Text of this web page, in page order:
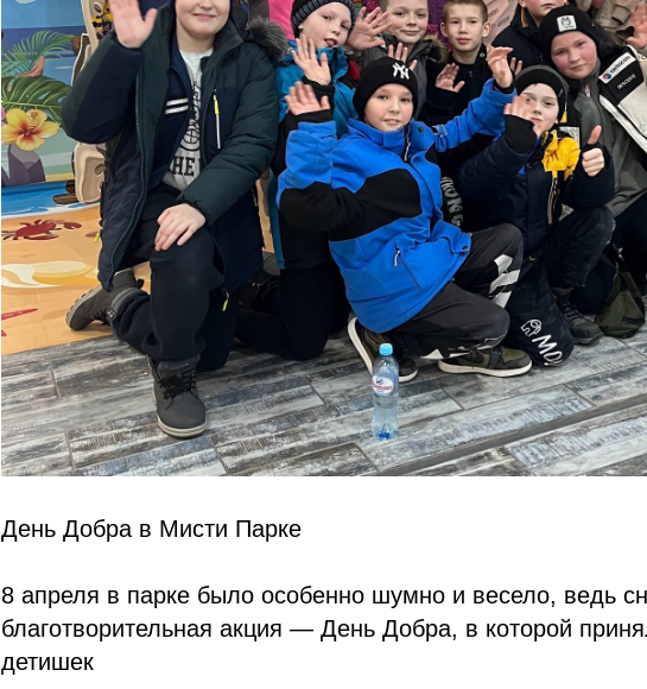
День Добра в Мисти Парке
8 апреля в парке было особенно шумно и весело, ведь
благотворительная акция — День Добра, в которой
детишек